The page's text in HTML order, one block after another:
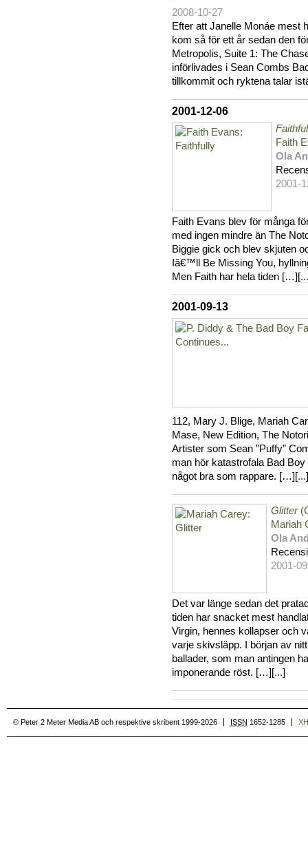
2008-10-27
Efter att Janelle Monáe mest
kom så för ett år sedan den
Metropolis, Suite 1: The
införlivades i Sean Combs
tillkommit och ryktena talar
2001-12-06
Faith
Ola
2001-
Faith Evans blev för många
med ingen mindre än The
Biggie gick och blev skjuten
Iâ€™ll Be Missing You,
Men Faith har hela tiden […][...
2001-09-13
112, Mary J. Blige, Mariah
Mase, New Edition, The
Artister som Sean ”Puffy”
man hör katastrofala Bad
något bra som rappare. […][...]
Glitter
Mariah
Ola
2001-
Det var länge sedan det
tiden har snacket mest
Virgin, hennes kollapser och
varje skivsläpp. I början av
ballader, som man antingen
imponerande röst. […][...]
© Peter 2 Meter Media AB och respektive skribent 1999-2026 ISSN 1652-1285